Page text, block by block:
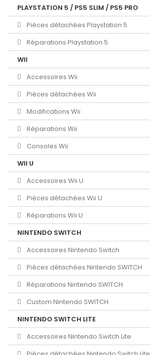
PLAYSTATION 5 / PS5 SLIM / PS5 PRO
Pièces détachées Playstation 5
Réparations Playstation 5
WII
Accessoires Wii
Pièces détachées Wii
Modifications Wii
Réparations Wii
Consoles Wii
WII U
Accessoires Wii U
Pièces détachées Wii U
Réparations Wii U
NINTENDO SWITCH
Accessoires Nintendo Switch
Pièces détachées Nintendo SWITCH
Réparations Nintendo SWITCH
Custom Nintendo SWITCH
NINTENDO SWITCH LITE
Accessoires Nintendo Switch Lite